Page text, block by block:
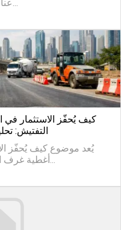
كيف يُحفّز الاستثمار في
التفتيش:
يُعد موضوع كيف يُحفّز